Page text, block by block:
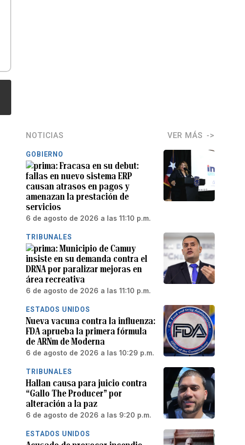
NOTICIAS VER MÁS
GOBIERNO
Fracasa en su debut:
fallas en nuevo sistema ERP
causan atrasos en pagos y
amenazan la prestación de
servicios
6 de agosto de 2026 a las 11:10 p.m.
TRIBUNALES
Municipio de Camuy
insiste en su demanda contra el
DRNA por paralizar mejoras en
área recreativa
6 de agosto de 2026 a las 11:10 p.m.
ESTADOS UNIDOS
Nueva vacuna contra la influenza:
FDA aprueba la primera fórmula
de ARNm de Moderna
6 de agosto de 2026 a las 10:29 p.m.
TRIBUNALES
Hallan causa para juicio contra
“Gallo The Producer” por
alteración a la paz
6 de agosto de 2026 a las 9:20 p.m.
ESTADOS UNIDOS